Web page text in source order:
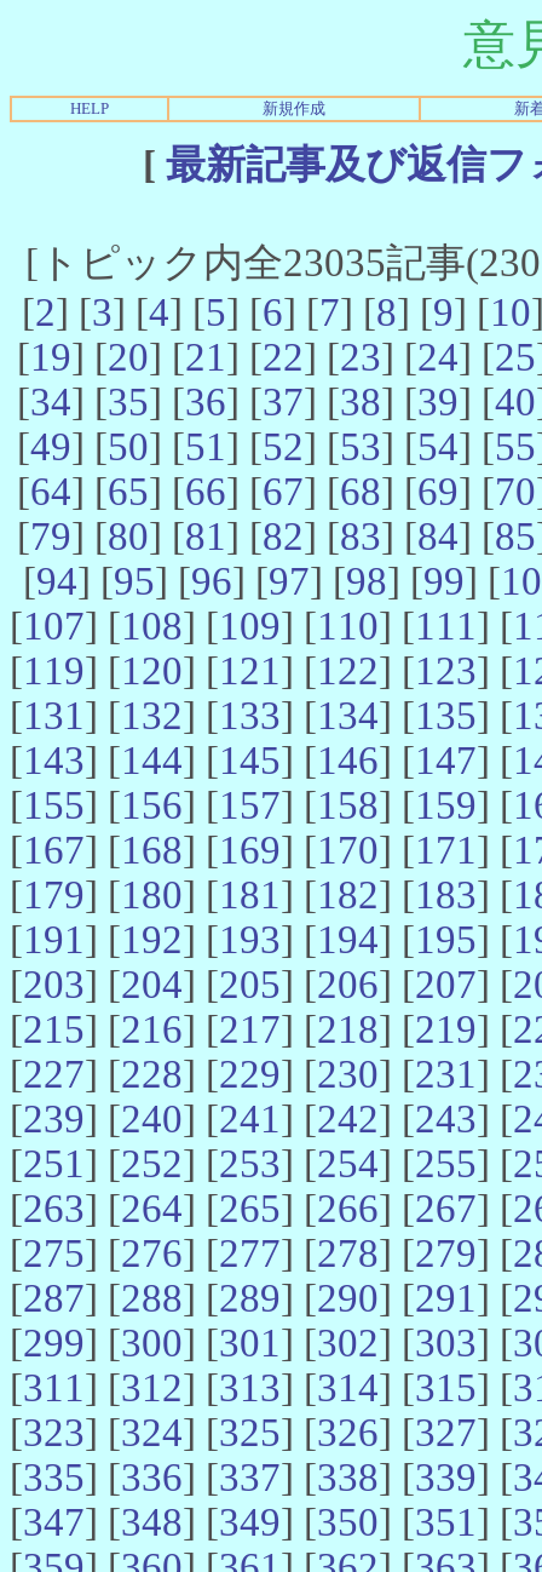
意
HELP 新規作成 新
[ 最新記事及び返信
[トピック内全23035記事
[2] [3] [4] [5] [6] [7] [8] [9] [10
[19] [20] [21] [22] [23] [24] [25
[34] [35] [36] [37] [38] [39] [40
[49] [50] [51] [52] [53] [54] [55
[64] [65] [66] [67] [68] [69] [70
[79] [80] [81] [82] [83] [84] [85
[94] [95] [96] [97] [98] [99] [
[107] [108] [109] [110] [111] [
[119] [120] [121] [122] [123] [
[131] [132] [133] [134] [135] [
[143] [144] [145] [146] [147] [
[155] [156] [157] [158] [159] [
[167] [168] [169] [170] [171] [
[179] [180] [181] [182] [183] [
[191] [192] [193] [194] [195] [
[203] [204] [205] [206] [207] [
[215] [216] [217] [218] [219] [
[227] [228] [229] [230] [231] [
[239] [240] [241] [242] [243] [
[251] [252] [253] [254] [255] [
[263] [264] [265] [266] [267] [
[275] [276] [277] [278] [279] [
[287] [288] [289] [290] [291] [
[299] [300] [301] [302] [303] [
[311] [312] [313] [314] [315] [
[323] [324] [325] [326] [327] [
[335] [336] [337] [338] [339] [
[347] [348] [349] [350] [351] [